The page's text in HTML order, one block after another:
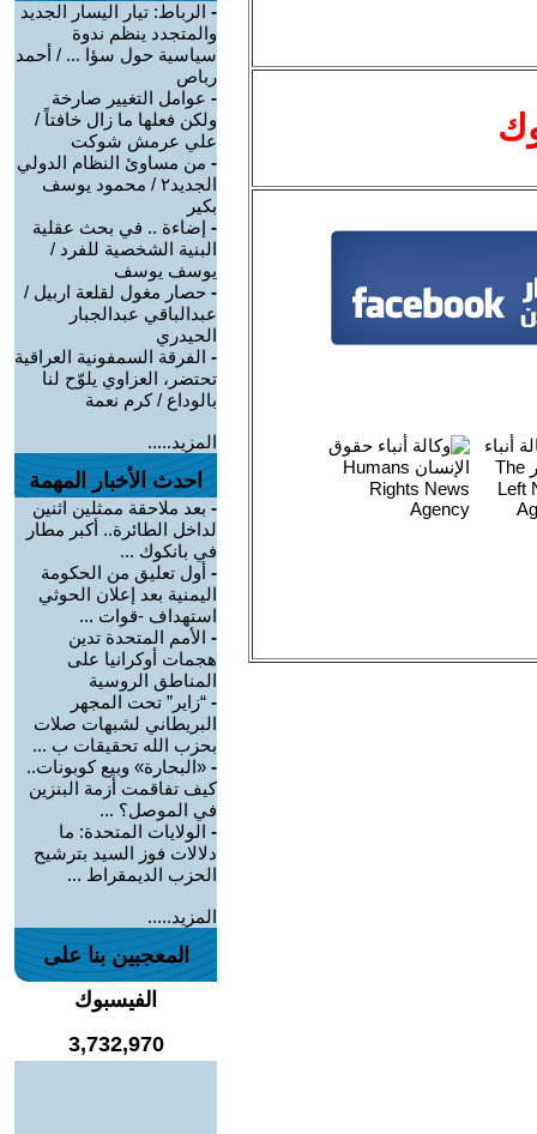
- الرباط: تيار اليسار الجديد
والمتجدد ينظم ندوة
سياسية حول سؤا ... / أحمد
رباص
- عوامل التغيير صارخة
ولكن فعلها ما زال خافتاً /
علي عرمش شوكت
- من مساوئ النظام الدولي
الجديد٢ / محمود يوسف
بكير
- إضاءة .. في بحث عقلية
البنية الشخصية للفرد /
يوسف يوسف
- حصار مغول لقلعة اربيل /
عبدالباقي عبدالجبار
الحيدري
- الفرقة السمفونية العراقية
تحتضر، العزاوي يلوّح لنا
بالوداع / كرم نعمة
المزيد.....
احدث الأخبار المهمة
- بعد ملاحقة ممثلين اثنين
لداخل الطائرة.. أكبر مطار
في بانكوك ...
- أول تعليق من الحكومة
اليمنية بعد إعلان الحوثي
استهداف -قوات ...
- الأمم المتحدة تدين
هجمات أوكرانيا على
المناطق الروسية
- “زاير” تحت المجهر
البريطاني لشبهات صلات
بحزب الله تحقيقات ب ...
- «البحارة» وبيع كوبونات..
كيف تفاقمت أزمة البنزين
في الموصل؟ ...
- الولايات المتحدة: ما
دلالات فوز السيد بترشيح
الحزب الديمقراط ...
المزيد.....
المعجبين بنا على
الفيسبوك
3,732,970